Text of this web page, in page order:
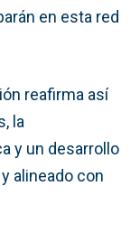
en esta red
reafirma así
la
y un desarrollo
alineado con